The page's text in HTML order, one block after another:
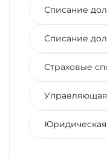
Списание
Списание
Страховые